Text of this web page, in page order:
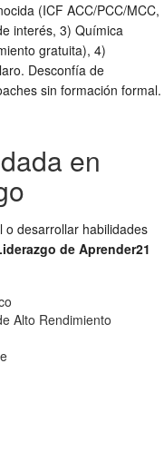
(ICF ACC/PCC/MCC,
interés, 3) Química
gratuita), 4)
Desconfía de
sin formación formal.
en
o desarrollar habilidades
de Aprender21
Alto Rendimiento